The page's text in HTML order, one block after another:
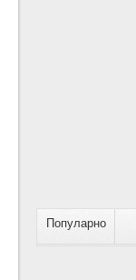
Популарно